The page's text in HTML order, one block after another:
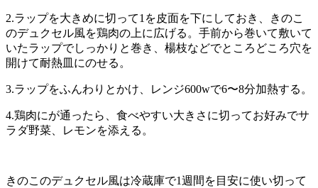
2.ラップを大きめに切って1を皮面を下にしておき、きのこ
のデュクセル風を鶏肉の上に広げる。手前から巻いて敷いて
いたラップでしっかりと巻き、楊枝などでところどころ穴を
開けて耐熱皿にのせる。
3.ラップをふんわりとかけ、レンジ600wで6〜8分加熱する。
4.鶏肉にが通ったら、食べやすい大きさに切ってお好みでサ
ラダ野菜、レモンを添える。
きのこのデュクセル風は冷蔵庫で1週間を目安に使い切って